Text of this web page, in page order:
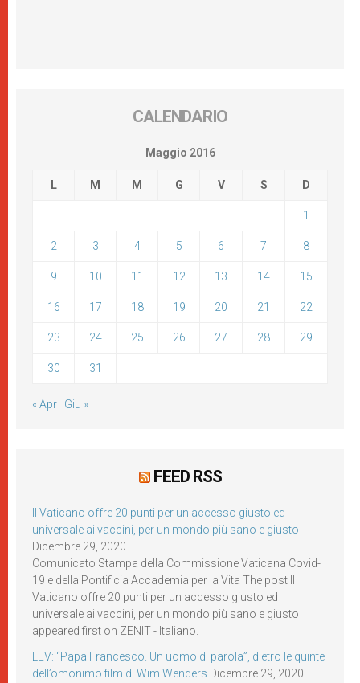
CALENDARIO
Maggio 2016
L M M G V S D
1
2 3 4 5 6 7 8
9 10 11 12 13 14 15
16 17 18 19 20 21 22
23 24 25 26 27 28 29
30 31
« Apr Giu »
FEED RSS
Il Vaticano offre 20 punti per un accesso giusto ed
universale ai vaccini, per un mondo più sano e giusto
Dicembre 29, 2020
Comunicato Stampa della Commissione Vaticana Covid-
19 e della Pontificia Accademia per la Vita The post Il
Vaticano offre 20 punti per un accesso giusto ed
universale ai vaccini, per un mondo più sano e giusto
appeared first on ZENIT - Italiano.
LEV: “Papa Francesco. Un uomo di parola”, dietro le quinte
dell’omonimo film di Wim Wenders Dicembre 29, 2020